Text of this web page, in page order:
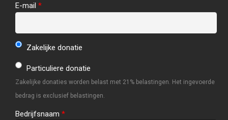
E-mail *
Zakelijke donatie
Particuliere donatie
Zakelijke donaties worden belast met 21% belastingen. Het ingevoerde
bedrag is exclusief belastingen.
Bedrijfsnaam *